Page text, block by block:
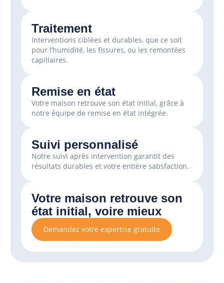
Traitement
Interventions ciblées et durables, que ce soit
pour l’humidité, les fissures, ou les remontées
capillaires.
Remise en état
Votre maison retrouve son état initial, grâce à
notre équipe de remise en état intégrée.
Suivi personnalisé
Notre suivi après intervention garantit des
résultats durables et votre entière satisfaction.
Votre maison retrouve son
état initial, voire mieux
Demandez votre expertise gratuite